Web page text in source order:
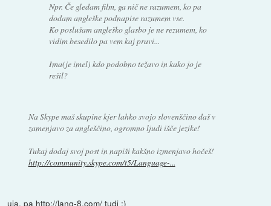
Npr. Če gledam film, ga nič ne razumem, ko pa
dodam angleške podnapise razumem vse.
Ko poslušam angleško glasbo je ne rezumem, ko
vidim besedilo pa vem kaj pravi...
Ima(je imel) kdo podobno težavo in kako jo je
rešil?
Na Skype maš skupine kjer lahko svojo slovenščino daš v
zamenjavo za angleščino, ogromno ljudi išče jezike!
Tukaj dodaj svoj post in napiši kakšno izmenjavo hočeš!
http://community.skype.com/t5/Language-...
uja, pa http://lang-8.com/ tudi :)